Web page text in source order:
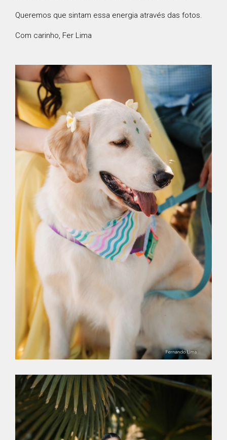
Queremos que sintam essa energia através das fotos.
Com carinho, Fer Lima